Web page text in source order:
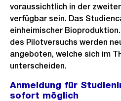
voraussichtlich in der
verfügbar sein. Das
einheimischer
des Pilotversuchs werden
angeboten, welche sich im
unterscheiden.
Anmeldung für
sofort möglich